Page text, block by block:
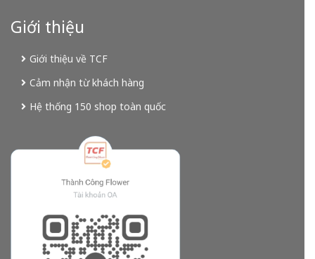
Giới thiệu
Giới thiệu về TCF
Cảm nhận từ khách hàng
Hệ thống 150 shop toàn quốc